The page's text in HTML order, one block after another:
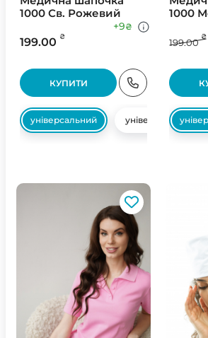
1000 Св. Рожевий
199.00 ₴
+9₴
КУПИТИ
універсальний універсальний
1000
199.00
₴